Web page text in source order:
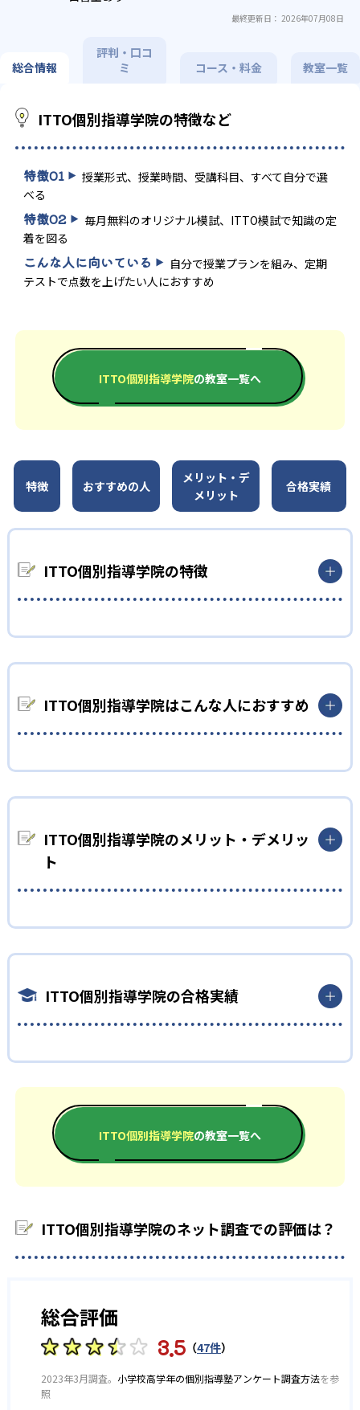
最終更新日： 2026年07月08日
総合情報
評判・口コ
ミ
コース・料金 教室一覧
ITTO個別指導学院の特徴など
特徴01
授業形式、授業時間、受講科目、すべて自分で選
べる
特徴02
毎月無料のオリジナル模試、ITTO模試で知識の定
着を図る
こんな人に向いている
自分で授業プランを組み、定期
テストで点数を上げたい人におすすめ
ITTO個別指導学院の教室一覧へ
特徴 おすすめの人
メリット・デ
メリット
合格実績
ITTO個別指導学院の特徴
出典：ITTO個別指導学院
授業形式を自分で選んで効率的に点数アップ
れている。
金が必要だが、講師も指名することができるので、質の高い講
師を選ぶことも可能。授業時間は、50分、80分、100分と3種類
から選択可能で、子どもの集中力に応じて時間も選択できる。
小学生、中学生、高校生それぞれ、国数英理社の5科目対応して
重要問題をピックアップしたオリジナル模試で苦手
な単元を克服
模試で確認する流れである。
また、中学生と高校生は、定期テスト前に実施する「テストタ
ーボ」がある。テストターボは、テスト3週間前から行う、テス
トに特化した授業。自分が選択していない科目も受講できるの
で、どの教科もまんべんなく点数UPすることが可能。
ITTO個別指導学院はこんな人におすすめ
ている。ITTO個別指導学院では、オリジナル模試ITTO模試が毎
月無料で行われる。ITTO個別指導学院で学び、自宅で勉強し、
ITTO模試で確認することで、勉強の習慣と知識を増やすことが
できる。
試に向けて、自主的に自習室を利用することで、学習の意識づけ
を図る。
定期テストで良い結果を残したい人向け
ITTO個別指導学院では、「テストターボ」と呼ばれる、テスト
点アップすることが可能。受講していない科目でも受講可能で
ある。
普段からは月例のオリジナル模試、ITTO模試で知識の定着を図
り、コツコツ勉強することもできる。苦手な科目に対しては、
「マンツーマン+plus10」を利用し、特別授業を受けることが可
マンツーマン+plus10は、もうちょっと授業をしたいときや苦手
利用して、自分の苦手な単元の理解を深めることも可能。
高校生では、自分の希望に応じたカリキュラムを作れるのが強
みである。きめ細やかなカリキュラムを作成することで、自分
の苦手な分野を理解することができる。
るが、講師を選択することも可能なので、気に入った講師とと
もに学んでいくことも可能。
ITTO個別指導学院のメリット・デメリッ
ト
「ITTO模試」、追加で授業を行える「マンツーマンplus10」、
テスト3週間前からある特別授業の「テストターボ」が点数アッ
分、80分、100分と時間を選び、1:1、1:2、1:3から人数を選
校舎数がものすごく多いのも特徴的。全国に1200校以上の校舎
があるので、地域に沿った定期テスト対策を行えるのもメリッ
トである。
どんなデメリットがある？
トの経験の浅い指導者に教えられる可能性がある。ITTO個別指
や質が一定ではない可能性がある。
が、別途料金が発生する点に注意しよう。
ITTO個別指導学院の合格実績
ほしい。
ITTO個別指導学院の教室一覧へ
ITTO個別指導学院のネット調査での評価は？
総合評価
3.5 （47件）
2023年3月調査。 小学校高学年の個別指導塾アンケート調査方法を参
照